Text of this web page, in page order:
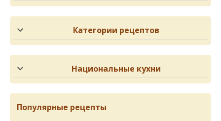
Категории рецептов
Национальные кухни
Популярные рецепты